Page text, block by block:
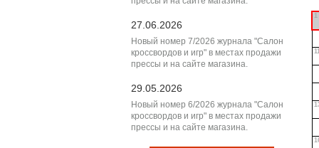
27.06.2026
Новый номер 7/2026 журнала "Салон
кроссвордов и игр" в местах продажи
прессы и на сайте магазина.
29.05.2026
Новый номер 6/2026 журнала "Салон
кроссвордов и игр" в местах продажи
прессы и на сайте магазина.
1